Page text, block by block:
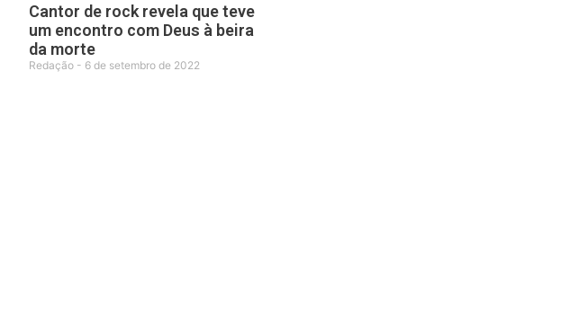
Cantor de rock revela que teve
um encontro com Deus à beira
da morte
Redação 6 de setembro de 2022